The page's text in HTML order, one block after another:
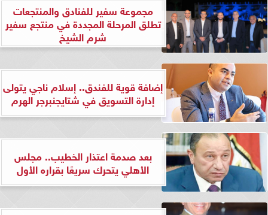
مجموعة سفير للفنادق والمنتجعات
تطلق المرحلة المجددة في منتجع سفير
شرم الشيخ
إضافة قوية للفندق.. إسلام ناجي يتولى
إدارة التسويق في شتايجنبرجر الهرم
بعد صدمة اعتذار الخطيب.. مجلس
الأهلي يتحرك سريعًا بقراره الأول